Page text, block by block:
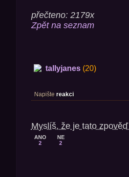
přečteno: 2179x
Zpět na seznam
tallyjanes(20)
Napište reakci
Myslíš, že je tato zpověď
ANO
2
NE
2